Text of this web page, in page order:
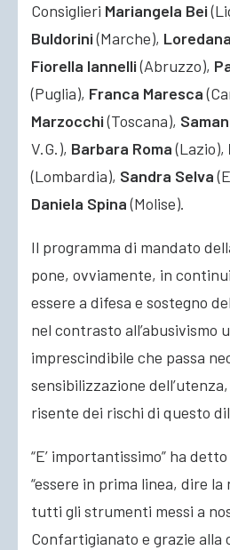
Consiglieri Mariangela Bei
Buldorini(Marche),
Fiorella Iannelli(Abruzzo),
(Puglia), Franca Maresca
Marzocchi(Toscana),
V.G.), Barbara Roma(Lazio),
(Lombardia), Sandra Selva
Daniela Spina(Molise).
Il programma di mandato
pone, ovviamente, in
essere a difesa e sostegno
nel contrasto all’abusivismo
imprescindibile che passa
sensibilizzazione
risente dei rischi di questo
“E’ importantissimo” ha
“essere in prima linea, dire
tutti gli strumenti messi a
Confartigianato e grazie alla